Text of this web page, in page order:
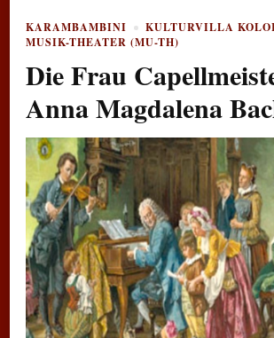
KARAMBAMBINI
KULTURVILLA
MUSIK-THEATER (MU-TH)
Die Frau
Anna Magdalena